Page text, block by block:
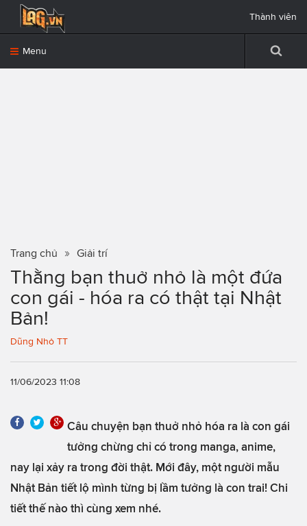
Menu
Thành viên
Trang chủ Giải trí
Thằng bạn thuở nhỏ là một đứa
con gái - hóa ra có thật tại Nhật
Bản!
Dũng Nhỏ TT
11/06/2023 11:08
Câu chuyện bạn thuở nhỏ hóa ra là con gái
tưởng chừng chỉ có trong manga, anime,
nay lại xảy ra trong đời thật. Mới đây, một người mẫu
Nhật Bản tiết lộ mình từng bị lầm tưởng là con trai! Chi
tiết thế nào thì cùng xem nhé.